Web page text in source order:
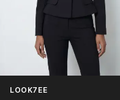
LOOK7EE